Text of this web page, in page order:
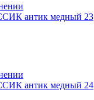
антик медный 23
антик медный 24